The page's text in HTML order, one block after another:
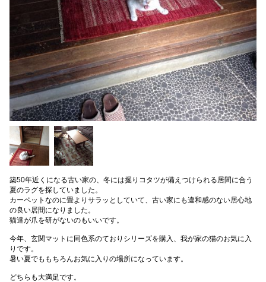
築50年近くになる古い家の、冬には掘りコタツが備えつけられる居間に合う
夏のラグを探していました。
カーペットなのに畳よりサラッとしていて、古い家にも違和感のない居心地
の良い居間になりました。
猫達が爪を研がないのもいいです。
今年、玄関マットに同色系のておりシリーズを購入、我が家の猫のお気に入
りです。
暑い夏でももちろんお気に入りの場所になっています。
どちらも大満足です。